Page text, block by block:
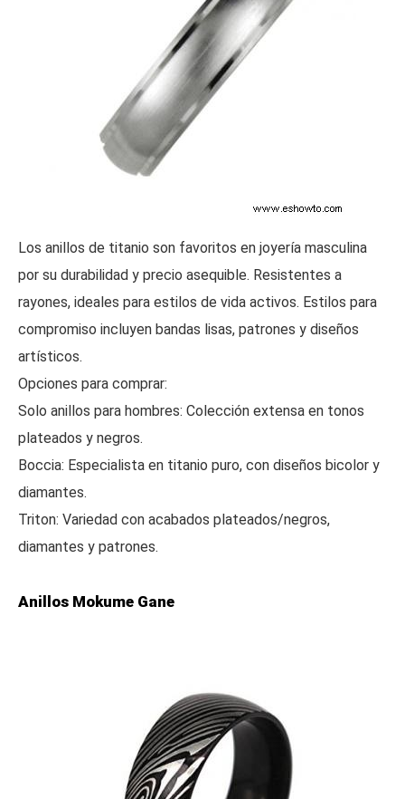
Los anillos de titanio son favoritos en joyería masculina
por su durabilidad y precio asequible. Resistentes a
rayones, ideales para estilos de vida activos. Estilos para
compromiso incluyen bandas lisas, patrones y diseños
artísticos.
Opciones para comprar:
Solo anillos para hombres: Colección extensa en tonos
plateados y negros.
Boccia: Especialista en titanio puro, con diseños bicolor y
diamantes.
Triton: Variedad con acabados plateados/negros,
diamantes y patrones.
Anillos Mokume Gane